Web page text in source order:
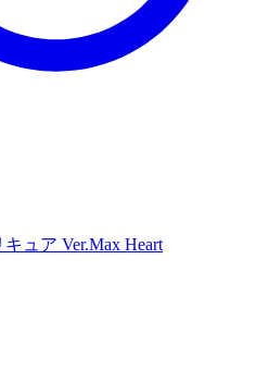
ュア Ver.Max Heart